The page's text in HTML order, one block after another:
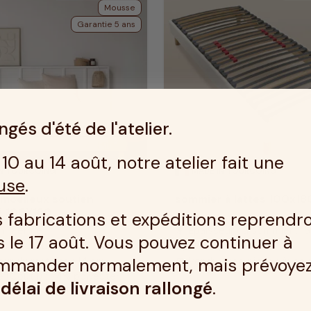
TOURCOING
Mousse
Garantie 5 ans
moelleux soutien
100X180
: Moelleux
du matelas : 14 cm
de bambou
MADE IN TOURCOING
Epaisseur du sommier : 16
build Montage : Monté
king_bed Vendu avec pieds : Avec
d'été de l'atelier.
au 14 août, notre atelier fait une
.
fabrications et expéditions
le 17 août. Vous pouvez continuer à
normalement, mais
délai de livraison rallongé.